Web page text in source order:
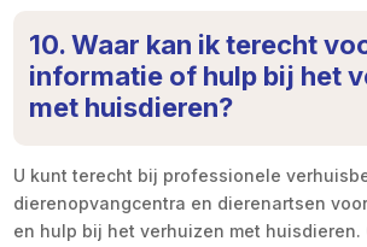
10. Waar kan ik terecht
informatie of hulp bij het
met huisdieren?
U kunt terecht bij professionele
dierenopvangcentra en dierenartsen
en hulp bij het verhuizen met huisdieren.